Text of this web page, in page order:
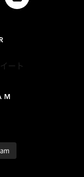
ート